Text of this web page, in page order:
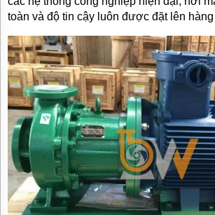
toàn và độ tin cậy luôn được đặt lên hàng